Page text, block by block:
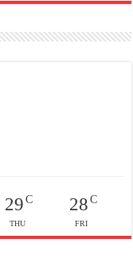
29C
THU
28C
FRI